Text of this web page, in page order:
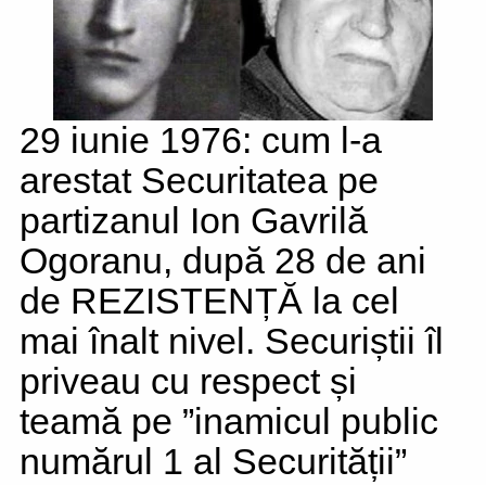
29 iunie 1976: cum l-a
arestat Securitatea pe
partizanul Ion Gavrilă
Ogoranu, după 28 de ani
de REZISTENȚĂ la cel
mai înalt nivel. Securiștii îl
priveau cu respect și
teamă pe ”inamicul public
numărul 1 al Securității”